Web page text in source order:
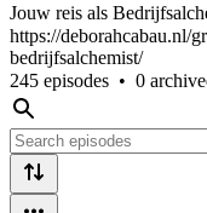
Jouw reis als
https://deborahcabau.nl/
bedrijfsalchemist/
245 episodes • 0